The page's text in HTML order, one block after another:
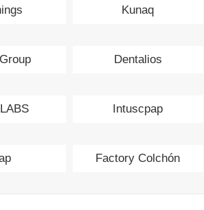
Kunaq
Dentalios
Intuscpap
Factory Colchón